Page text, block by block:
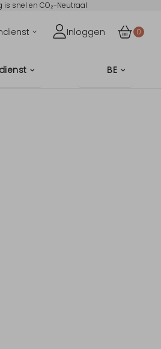
is snel en CO₂-Neutraal
Inloggen 0
BE